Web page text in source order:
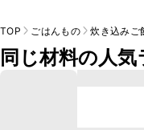
TOP ごはんもの 炊き込みご
同じ材料の人